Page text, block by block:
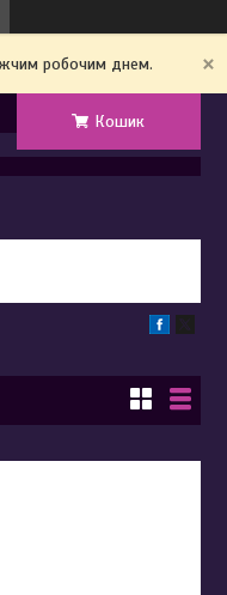
робочим днем.
Кошик